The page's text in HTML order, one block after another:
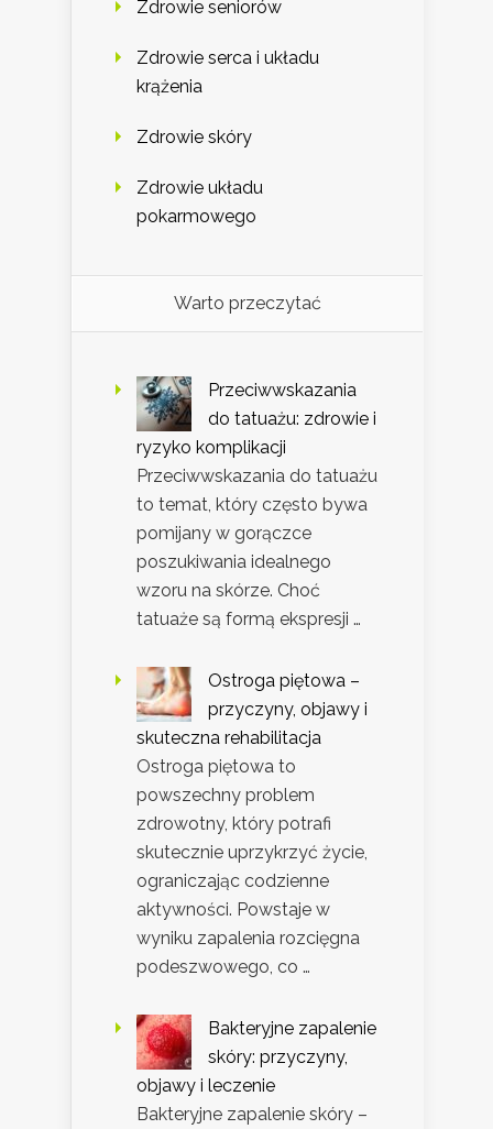
Zdrowie seniorów
Zdrowie serca i układu
krążenia
Zdrowie skóry
Zdrowie układu
pokarmowego
Warto przeczytać
Przeciwwskazania
do tatuażu: zdrowie i
ryzyko komplikacji
Przeciwwskazania do tatuażu
to temat, który często bywa
pomijany w gorączce
poszukiwania idealnego
wzoru na skórze. Choć
tatuaże są formą ekspresji …
Ostroga piętowa –
przyczyny, objawy i
skuteczna rehabilitacja
Ostroga piętowa to
powszechny problem
zdrowotny, który potrafi
skutecznie uprzykrzyć życie,
ograniczając codzienne
aktywności. Powstaje w
wyniku zapalenia rozcięgna
podeszwowego, co …
Bakteryjne zapalenie
skóry: przyczyny,
objawy i leczenie
Bakteryjne zapalenie skóry –